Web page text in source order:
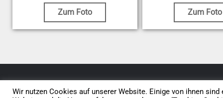
Zum Foto Zum Foto
© 2026 • Elephants 5
Wir nutzen Cookies auf unserer Website. Einige von ihnen